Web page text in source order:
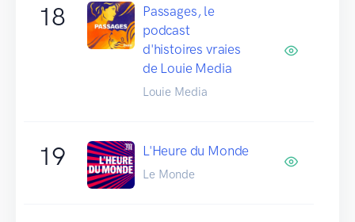
18
Passages, le
podcast
d'histoires vraies
de Louie Media
Louie Media
19 L'Heure du Monde
Le Monde